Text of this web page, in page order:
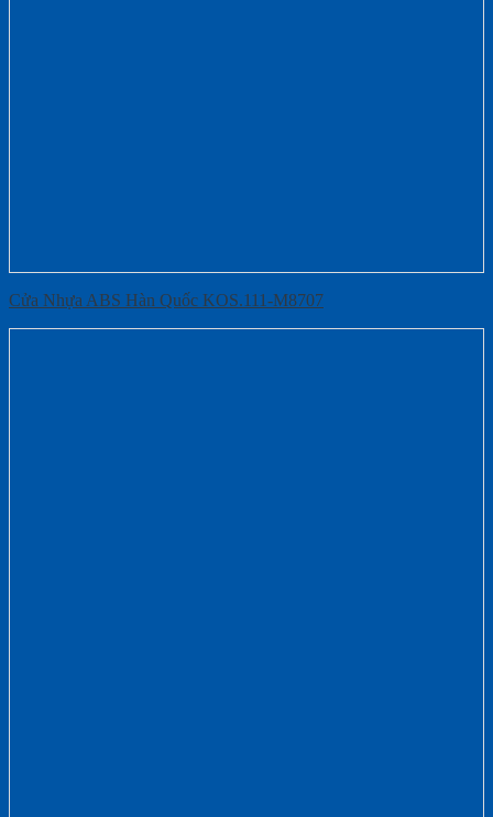
Cửa Nhựa ABS Hàn Quốc KOS.111-M8707